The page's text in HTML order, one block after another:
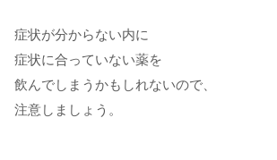
症状が分からない内に
症状に合っていない薬を
飲んでしまうかもしれないので、
注意しましょう。